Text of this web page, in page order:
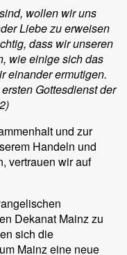
wollen wir uns
Liebe zu erweisen
dass wir unseren
wie einige sich das
einander ermutigen.
Gottesdienst der
und zur
Handeln und
vertrauen wir auf
Dekanat Mainz zu
sich die
Mainz eine neue